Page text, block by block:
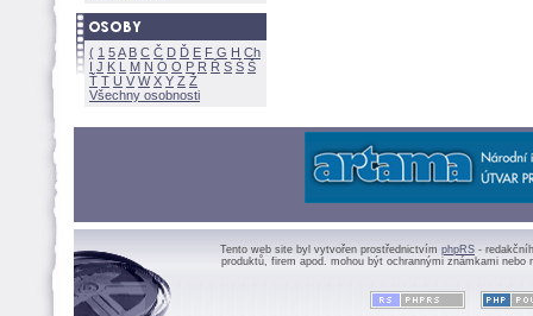
( 1 5A B C Č D Ď E F G H Ch
I J K L M N Ó O P R Ř S Ś
Ť T U V W X Y Z
Všechny osobnosti
Tento web site byl vytvořen prostřednictvím phpRS -
produktů, firem apod. mohou být ochrannými známkami